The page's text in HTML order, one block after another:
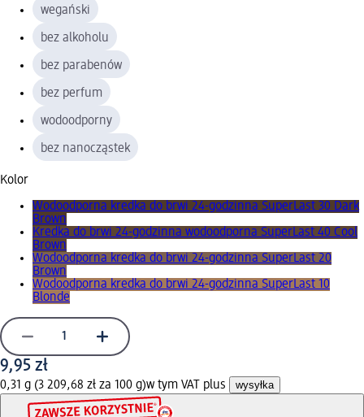
wegański
bez alkoholu
bez parabenów
bez perfum
wodoodporny
bez nanocząstek
Kolor
Wodoodporna kredka do brwi 24-godzinna SuperLast 30 Dark
Brown
Kredka do brwi 24-godzinna wodoodporna SuperLast 40 Cool
Brown
Wodoodporna kredka do brwi 24-godzinna SuperLast 20
Brown
Wodoodporna kredka do brwi 24-godzinna SuperLast 10
Blonde
9,95 zł
0,31 g (3 209,68 zł za 100 g)w tym VAT plus wysyłka